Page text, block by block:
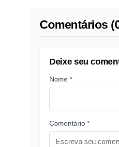
Comentários
Deixe seu
Nome *
Comentário *